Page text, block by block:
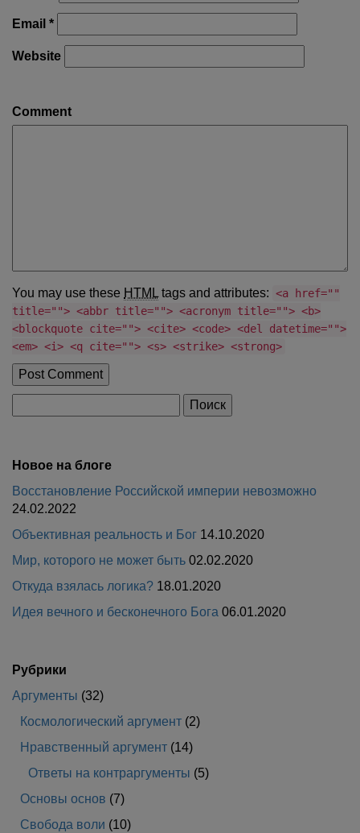
Email *
Website
Comment
You may use these HTML tags and attributes: <a href=""
title=""> <abbr title=""> <acronym title=""> <b>
<blockquote cite=""> <cite> <code> <del datetime="">
<em> <i> <q cite=""> <s> <strike> <strong>
Новое на блоге
Восстановление Российской империи невозможно
24.02.2022
Объективная реальность и Бог 14.10.2020
Мир, которого не может быть 02.02.2020
Откуда взялась логика? 18.01.2020
Идея вечного и бесконечного Бога 06.01.2020
Рубрики
Аргументы (32)
Космологический аргумент (2)
Нравственный аргумент (14)
Ответы на контраргументы (5)
Основы основ (7)
Свобода воли (10)